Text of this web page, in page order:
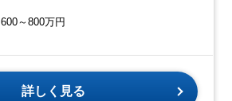
600～800万円
詳しく見る